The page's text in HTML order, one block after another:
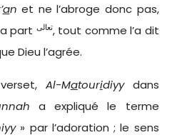
an et ne l’abroge donc pas,
part تعالى, tout comme l’a dit
Dieu l’agrée.
Al-Matouridiyydans
a expliqué le terme
» par l’adoration ; le sens